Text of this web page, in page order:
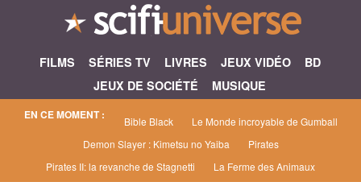
FILMS SÉRIES TV LIVRES JEUX VIDÉO
BD
JEUX DE SOCIÉTÉ
MUSIQUE
EN CE MOMENT : Bible Black
Le Monde incroyable de Gumball
Demon Slayer : Kimetsu no Yaiba
Pirates
Pirates II: la revanche de Stagnetti
La Ferme des Animaux